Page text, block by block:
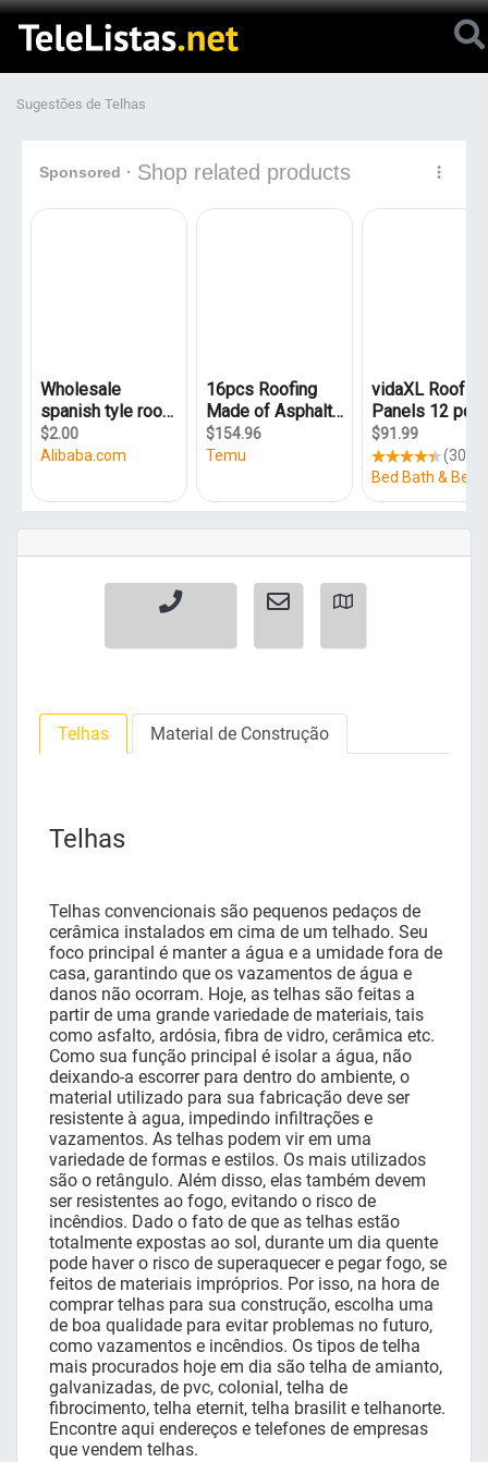
Sugestões de Telhas
Telhas Material de Construção
Telhas
Telhas convencionais são pequenos pedaços de
cerâmica instalados em cima de um telhado. Seu
foco principal é manter a água e a umidade fora de
casa, garantindo que os vazamentos de água e
danos não ocorram. Hoje, as telhas são feitas a
partir de uma grande variedade de materiais, tais
como asfalto, ardósia, fibra de vidro, cerâmica etc.
Como sua função principal é isolar a água, não
deixando-a escorrer para dentro do ambiente, o
material utilizado para sua fabricação deve ser
resistente à agua, impedindo infiltrações e
vazamentos. As telhas podem vir em uma
variedade de formas e estilos. Os mais utilizados
são o retângulo. Além disso, elas também devem
ser resistentes ao fogo, evitando o risco de
incêndios. Dado o fato de que as telhas estão
totalmente expostas ao sol, durante um dia quente
pode haver o risco de superaquecer e pegar fogo, se
feitos de materiais impróprios. Por isso, na hora de
comprar telhas para sua construção, escolha uma
de boa qualidade para evitar problemas no futuro,
como vazamentos e incêndios. Os tipos de telha
mais procurados hoje em dia são telha de amianto,
galvanizadas, de pvc, colonial, telha de
fibrocimento, telha eternit, telha brasilit e telhanorte.
Encontre aqui endereços e telefones de empresas
que vendem telhas.